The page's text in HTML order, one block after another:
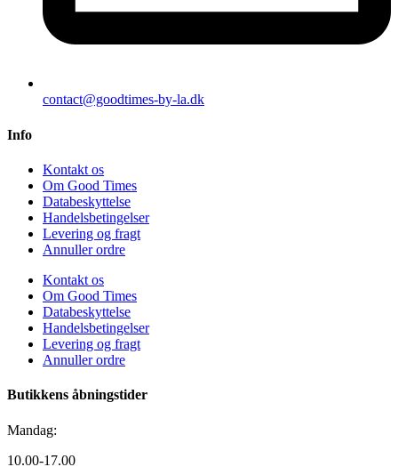
contact@goodtimes-by-la.dk
Info
Kontakt os
Om Good Times
Databeskyttelse
Handelsbetingelser
Levering og fragt
Annuller ordre
Kontakt os
Om Good Times
Databeskyttelse
Handelsbetingelser
Levering og fragt
Annuller ordre
Butikkens åbningstider
Mandag:
10.00-17.00